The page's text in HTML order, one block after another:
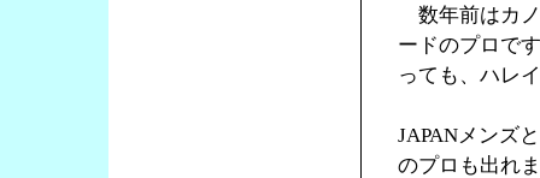
数年前はカ
ードのプロで
っても、ハレ
JAPANメンズ
のプロも出れ